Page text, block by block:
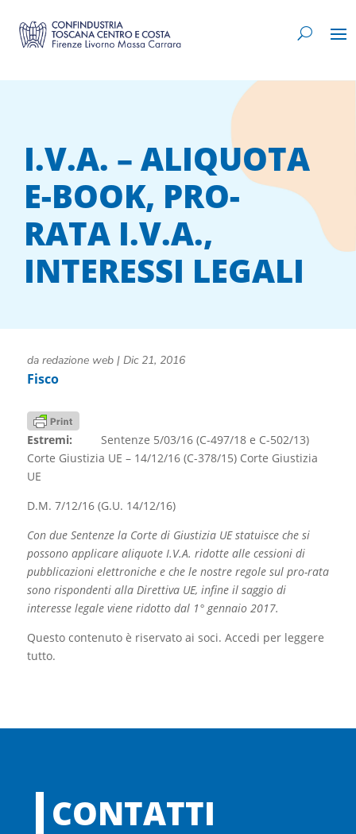
I.V.A. – ALIQUOTA
E-BOOK, PRO-
RATA I.V.A.,
INTERESSI LEGALI
da redazione web| Dic 21, 2016
Fisco
Estremi: Sentenze 5/03/16 (C-497/18 e C-502/13)
Corte Giustizia UE – 14/12/16 (C-378/15) Corte Giustizia
UE
D.M. 7/12/16 (G.U. 14/12/16)
Con due Sentenze la Corte di Giustizia UE statuisce che si
possono applicare aliquote I.V.A. ridotte alle cessioni di
pubblicazioni elettroniche e che le nostre regole sul pro-rata
sono rispondenti alla Direttiva UE, infine il saggio di
interesse legale viene ridotto dal 1° gennaio 2017.
Questo contenuto è riservato ai soci. Accedi per leggere
tutto.
CONTATTI